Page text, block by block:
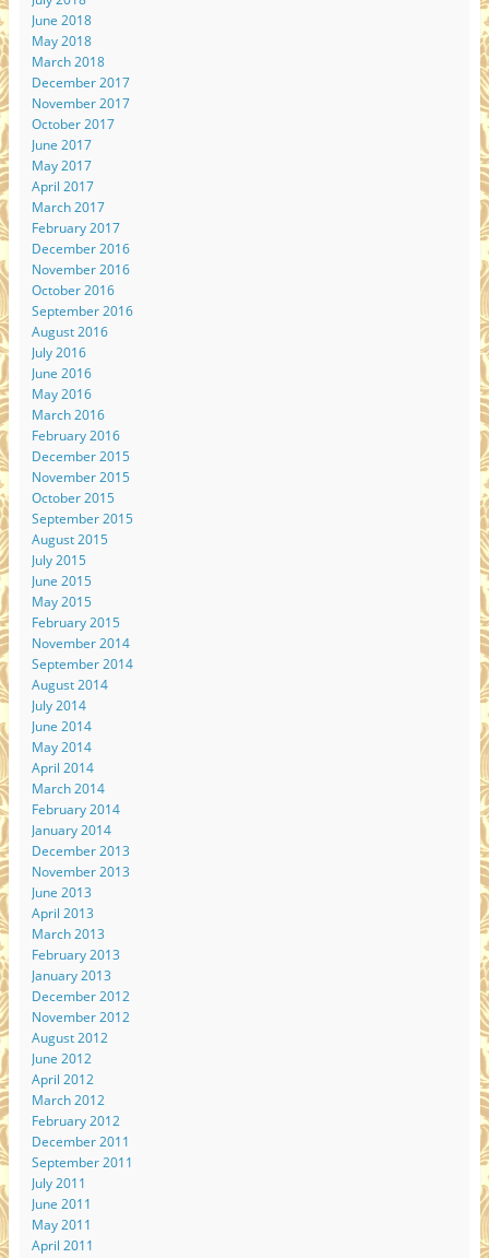
June 2018
May 2018
March 2018
December 2017
November 2017
October 2017
June 2017
May 2017
April 2017
March 2017
February 2017
December 2016
November 2016
October 2016
September 2016
August 2016
July 2016
June 2016
May 2016
March 2016
February 2016
December 2015
November 2015
October 2015
September 2015
August 2015
July 2015
June 2015
May 2015
February 2015
November 2014
September 2014
August 2014
July 2014
June 2014
May 2014
April 2014
March 2014
February 2014
January 2014
December 2013
November 2013
June 2013
April 2013
March 2013
February 2013
January 2013
December 2012
November 2012
August 2012
June 2012
April 2012
March 2012
February 2012
December 2011
September 2011
July 2011
June 2011
May 2011
April 2011